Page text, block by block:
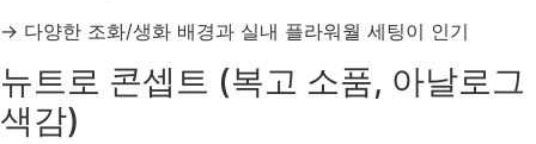
→ 다양한 조화/생화 배경과 실내 플라워월 세팅이 인기
뉴트로 콘셉트 (복고 소품, 아날로그
색감)